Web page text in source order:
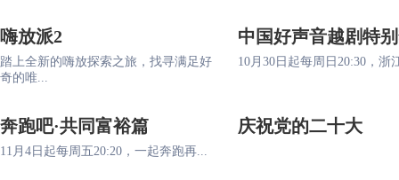
嗨放派2
踏上全新的嗨放探索之旅，找寻满足好
奇的唯...
中国好声音越剧特
10月30日起每周日20:30，浙
奔跑吧·共同富裕篇
11月4日起每周五20:20，一起奔跑再...
庆祝党的二十大